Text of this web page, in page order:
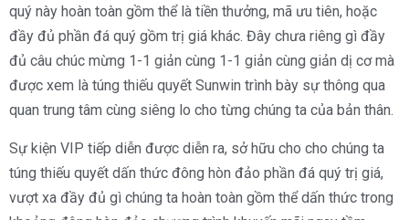
quý này hoàn toàn gồm thể là tiền thưởng, mã ưu tiên, hoặc
đầy đủ phần đá quý gồm trị giá khác. Đây chưa riêng gì đầy
đủ câu chúc mừng 1-1 giản cùng 1-1 giản cùng giản dị cơ mà
được xem là túng thiếu quyết Sunwin trình bày sự thông qua
quan trung tâm cùng siêng lo cho từng chúng ta của bản thân.
Sự kiện VIP tiếp diễn được diễn ra, sở hữu cho cho chúng ta
túng thiếu quyết dấn thức đông hòn đảo phần đá quý trị giá,
vượt xa đầy đủ gì chúng ta hoàn toàn gồm thể dấn thức trong